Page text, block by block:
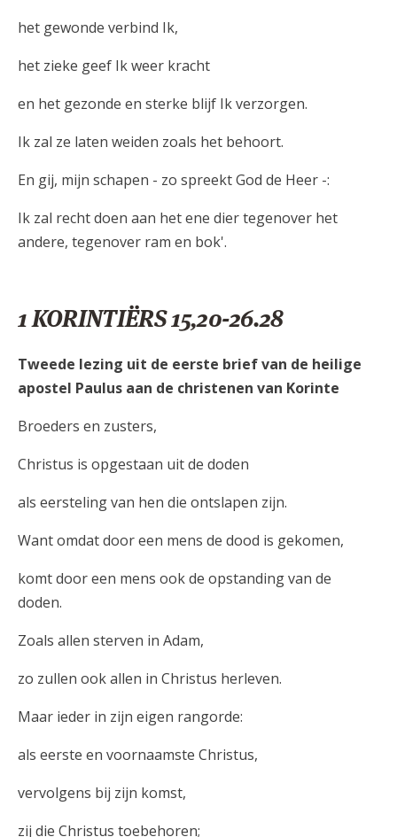
het gewonde verbind Ik,
het zieke geef Ik weer kracht
en het gezonde en sterke blijf Ik verzorgen.
Ik zal ze laten weiden zoals het behoort.
En gij, mijn schapen - zo spreekt God de Heer -:
Ik zal recht doen aan het ene dier tegenover het
andere, tegenover ram en bok'.
1 KORINTIËRS 15,20-26.28
Tweede lezing uit de eerste brief van de heilige
apostel Paulus aan de christenen van Korinte
Broeders en zusters,
Christus is opgestaan uit de doden
als eersteling van hen die ontslapen zijn.
Want omdat door een mens de dood is gekomen,
komt door een mens ook de opstanding van de
doden.
Zoals allen sterven in Adam,
zo zullen ook allen in Christus herleven.
Maar ieder in zijn eigen rangorde:
als eerste en voornaamste Christus,
vervolgens bij zijn komst,
zij die Christus toebehoren;